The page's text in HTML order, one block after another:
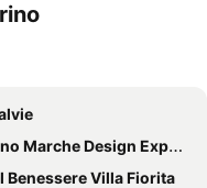
Design Experience Hotel
Benessere Villa Fiorita